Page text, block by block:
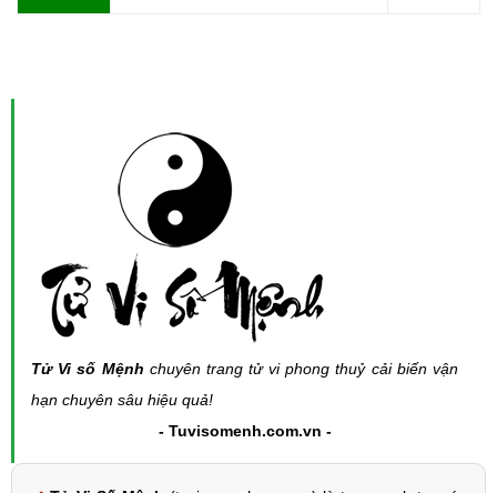
Tử Vi số Mệnh chuyên trang tử vi phong thuỷ cải biến vận
hạn chuyên sâu hiệu quả!
- Tuvisomenh.com.vn -